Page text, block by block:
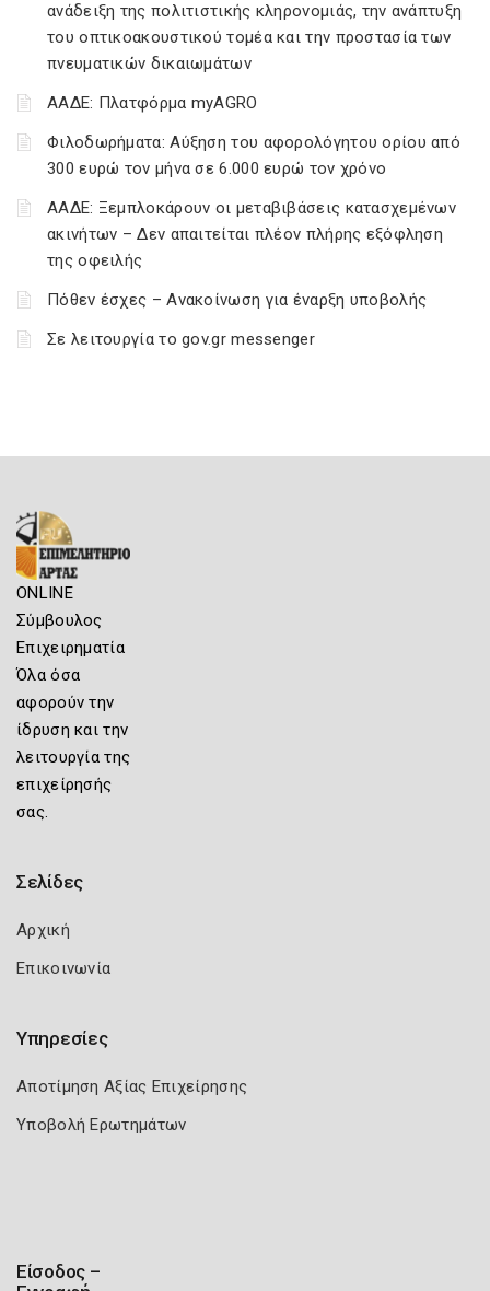
ανάδειξη της πολιτιστικής κληρονομιάς, την ανάπτυξη
του οπτικοακουστικού τομέα και την προστασία των
πνευματικών δικαιωμάτων
ΑΑΔΕ: Πλατφόρμα myAGRO
Φιλοδωρήματα: Αύξηση του αφορολόγητου ορίου από
300 ευρώ τον μήνα σε 6.000 ευρώ τον χρόνο
ΑΑΔΕ: Ξεμπλοκάρουν οι μεταβιβάσεις κατασχεμένων
ακινήτων – Δεν απαιτείται πλέον πλήρης εξόφληση
της οφειλής
Πόθεν έσχες – Ανακοίνωση για έναρξη υποβολής
Σε λειτουργία το gov.gr messenger
ONLINE
Σύμβουλος
Επιχειρηματία
Όλα όσα
αφορούν την
ίδρυση και την
λειτουργία της
επιχείρησής
σας.
Σελίδες
Αρχική
Επικοινωνία
Υπηρεσίες
Αποτίμηση Αξίας Επιχείρησης
Υποβολή Ερωτημάτων
Είσοδος –